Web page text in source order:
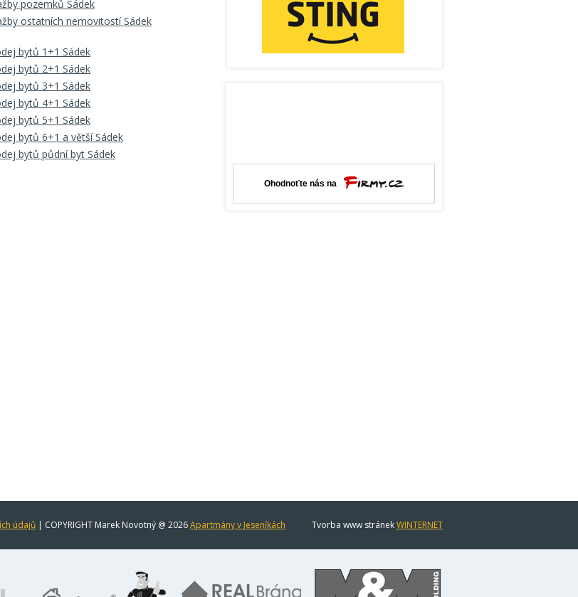
pozemků Sádek
ostatních nemovitostí Sádek
bytů 1+1 Sádek
bytů 2+1 Sádek
bytů 3+1 Sádek
bytů 4+1 Sádek
bytů 5+1 Sádek
bytů 6+1 a větší Sádek
bytů půdní byt Sádek
údajů | COPYRIGHT Marek Novotný @ 2026Apartmány v Jeseníkách Tvorba www stránekWINTERNET